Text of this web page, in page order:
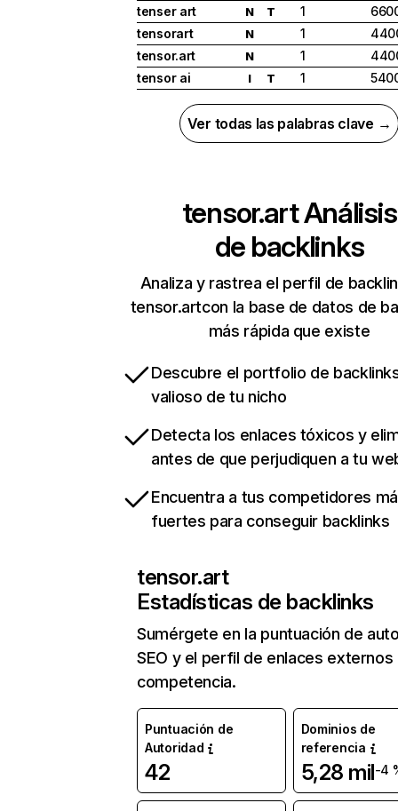
tenser art
N T 1
tensorart
N 1
tensor.art
N 1
tensor ai
I T 1
Ver todas las palabras clave →
tensor.artAnálisis
de backlinks
Analiza y rastrea el perfil de
tensor.artcon la base de datos de
más rápida que existe
Descubre el portfolio de
valioso de tu nicho
Detecta los enlaces tóxicos y
antes de que perjudiquen a tu
Encuentra a tus competidores
fuertes para conseguir backlinks
tensor.art
Estadísticas de backlinks
Sumérgete en la puntuación de
SEO y el perfil de enlaces externos
competencia.
Puntuación de
Autoridad
42
Dominios de
referencia
5,28 mil-4